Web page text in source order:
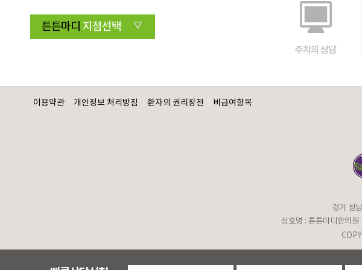
튼튼마디 지점선택
주치의 상담
이용약관 개인정보 처리방침 환자의 권리장전 비급여항목
경기 성
상호명 : 튼튼마디한의원